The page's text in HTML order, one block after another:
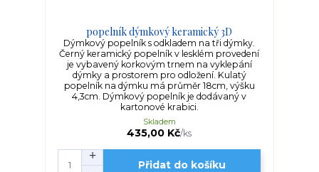
popelník dýmkový keramický 3D
Dýmkový popelník s odkladem na tři dýmky.
Černý keramický popelník v lesklém provedení
je vybavený korkovým trnem na vyklepání
dýmky a prostorem pro odložení. Kulatý
popelník na dýmku má průměr 18cm, výšku
4,3cm. Dýmkový popelník je dodávaný v
kartonové krabici.
435,00 Kč/ks
Skladem
Přidat do košíku